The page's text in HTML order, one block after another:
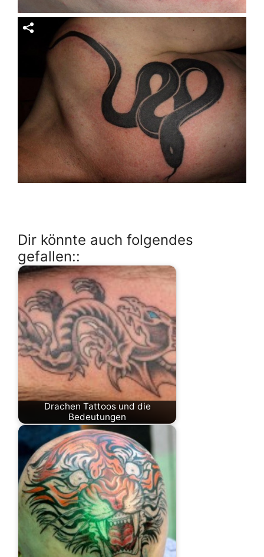
Dir könnte auch folgendes
gefallen::
Drachen Tattoos und die
Bedeutungen